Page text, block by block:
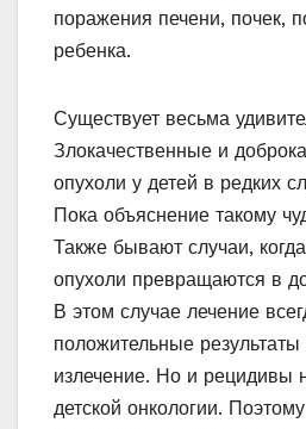
поражения печени, почек,
ребенка.
Существует весьма
Злокачественные и
опухоли у детей в редких
Пока объяснение такому
Также бывают случаи,
опухоли превращаются в
В этом случае лечение
положительные
излечение. Но и рецидивы
детской онкологии.